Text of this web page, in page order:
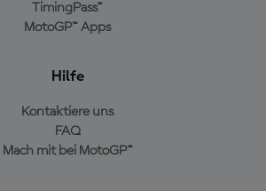
TimingPass™
MotoGP™ Apps
Hilfe
Kontaktiere uns
FAQ
Mach mit bei MotoGP™